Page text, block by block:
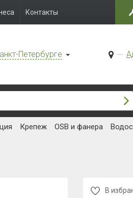
Контакты
Петербурге
Крепеж OSB и фанера
В